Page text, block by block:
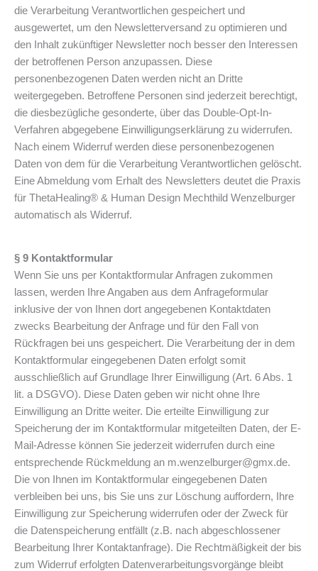
die Verarbeitung Verantwortlichen gespeichert und
ausgewertet, um den Newsletterversand zu optimieren und
den Inhalt zukünftiger Newsletter noch besser den Interessen
der betroffenen Person anzupassen. Diese
personenbezogenen Daten werden nicht an Dritte
weitergegeben. Betroffene Personen sind jederzeit berechtigt,
die diesbezügliche gesonderte, über das Double-Opt-In-
Verfahren abgegebene Einwilligungserklärung zu widerrufen.
Nach einem Widerruf werden diese personenbezogenen
Daten von dem für die Verarbeitung Verantwortlichen gelöscht.
Eine Abmeldung vom Erhalt des Newsletters deutet die Praxis
für ThetaHealing® & Human Design Mechthild Wenzelburger
automatisch als Widerruf.
§ 9 Kontaktformular
Wenn Sie uns per Kontaktformular Anfragen zukommen
lassen, werden Ihre Angaben aus dem Anfrageformular
inklusive der von Ihnen dort angegebenen Kontaktdaten
zwecks Bearbeitung der Anfrage und für den Fall von
Rückfragen bei uns gespeichert. Die Verarbeitung der in dem
Kontaktformular eingegebenen Daten erfolgt somit
ausschließlich auf Grundlage Ihrer Einwilligung (Art. 6 Abs. 1
lit. a DSGVO). Diese Daten geben wir nicht ohne Ihre
Einwilligung an Dritte weiter. Die erteilte Einwilligung zur
Speicherung der im Kontaktformular mitgeteilten Daten, der E-
Mail-Adresse können Sie jederzeit widerrufen durch eine
entsprechende Rückmeldung an m.wenzelburger@gmx.de.
Die von Ihnen im Kontaktformular eingegebenen Daten
verbleiben bei uns, bis Sie uns zur Löschung auffordern, Ihre
Einwilligung zur Speicherung widerrufen oder der Zweck für
die Datenspeicherung entfällt (z.B. nach abgeschlossener
Bearbeitung Ihrer Kontaktanfrage). Die Rechtmäßigkeit der bis
zum Widerruf erfolgten Datenverarbeitungsvorgänge bleibt